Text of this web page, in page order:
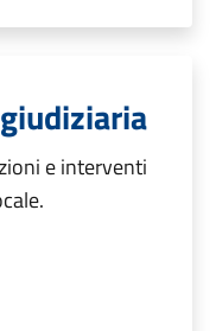
e interventi